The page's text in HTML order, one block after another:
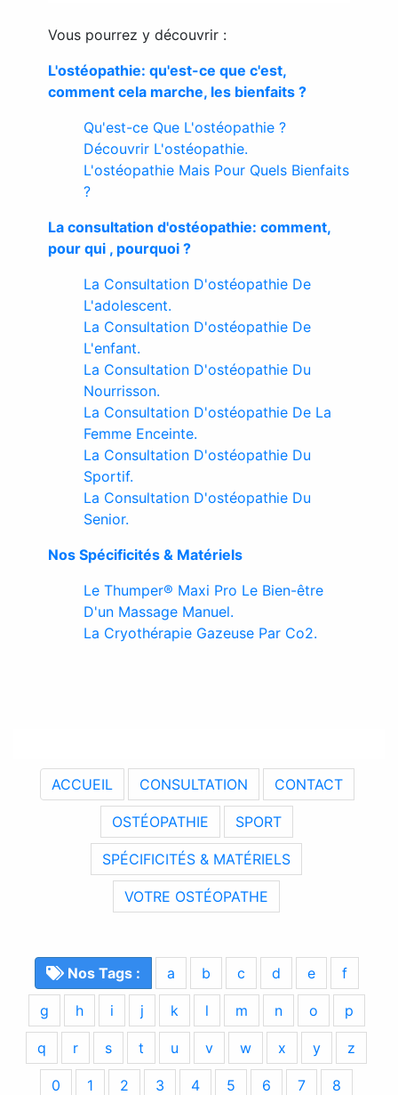
Vous pourrez y découvrir :
L'ostéopathie: qu'est-ce que c'est,
comment cela marche, les bienfaits ?
Qu'est-ce Que L'ostéopathie ?
Découvrir L'ostéopathie.
L'ostéopathie Mais Pour Quels Bienfaits
?
La consultation d'ostéopathie: comment,
pour qui , pourquoi ?
La Consultation D'ostéopathie De
L'adolescent.
La Consultation D'ostéopathie De
L'enfant.
La Consultation D'ostéopathie Du
Nourrisson.
La Consultation D'ostéopathie De La
Femme Enceinte.
La Consultation D'ostéopathie Du
Sportif.
La Consultation D'ostéopathie Du
Senior.
Nos Spécificités & Matériels
Le Thumper® Maxi Pro Le Bien-être
D'un Massage Manuel.
La Cryothérapie Gazeuse Par Co2.
ACCUEIL CONSULTATION CONTACT
OSTÉOPATHIE SPORT
SPÉCIFICITÉS & MATÉRIELS
VOTRE OSTÉOPATHE
Nos Tags : a b c d e f
g h i j k l m n o p
q r s t u v w x y z
0 1 2 3 4 5 6 7 8